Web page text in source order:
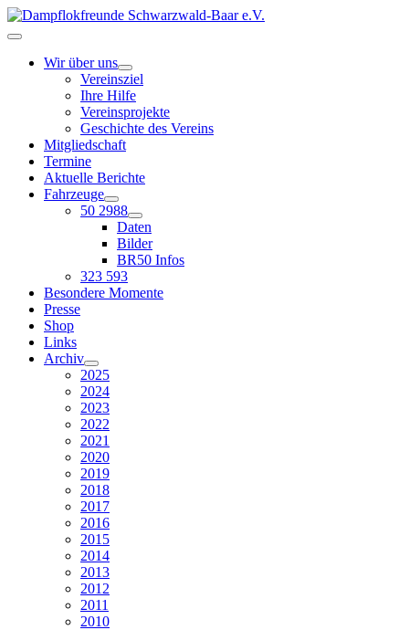
Wir über uns
Vereinsziel
Ihre Hilfe
Vereinsprojekte
Geschichte des Vereins
Mitgliedschaft
Termine
Aktuelle Berichte
Fahrzeuge
50 2988
Daten
Bilder
BR50 Infos
323 593
Besondere Momente
Presse
Shop
Links
Archiv
2025
2024
2023
2022
2021
2020
2019
2018
2017
2016
2015
2014
2013
2012
2011
2010